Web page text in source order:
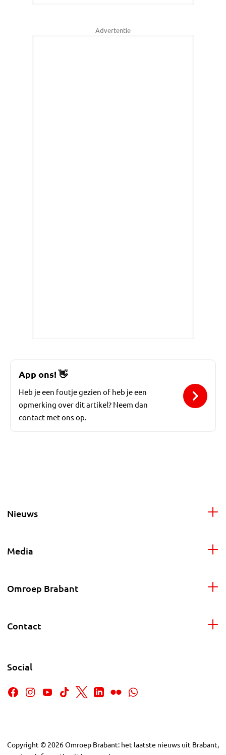
Advertentie
App ons!👋
Heb je een foutje gezien of heb je een
opmerking over dit artikel? Neem dan
contact met ons op.
Nieuws
Media
Omroep Brabant
Contact
Social
Copyright © 2026Omroep Brabant: het laatste nieuws uit Brabant,